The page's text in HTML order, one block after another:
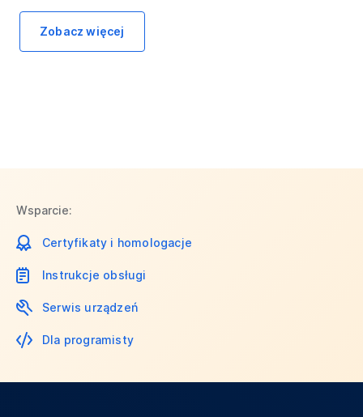
Zobacz więcej
Wsparcie:
Certyfikaty i homologacje
Instrukcje obsługi
Serwis urządzeń
Dla programisty